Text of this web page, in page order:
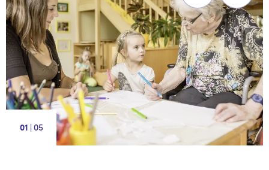
1 | 5